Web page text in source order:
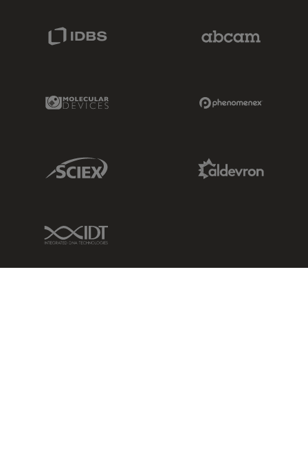
Molecular Devices Link
Sciex Link
IDT Link